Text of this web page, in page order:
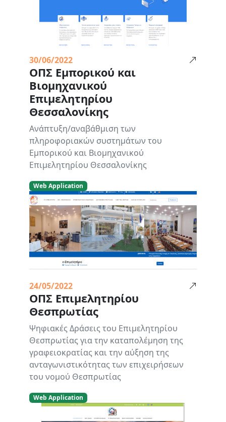
30/06/2022
ΟΠΣ Εμπορικού και
Βιομηχανικού
Επιμελητηρίου
Θεσσαλονίκης
Ανάπτυξη/αναβάθμιση των
πληροφοριακών συστημάτων του
Εμπορικού και Βιομηχανικού
Επιμελητηρίου Θεσσαλονίκης
Web Application
24/05/2022
ΟΠΣ Επιμελητηρίου
Θεσπρωτίας
Ψηφιακές Δράσεις του Επιμελητηρίου
Θεσπρωτίας για την καταπολέμηση της
γραφειοκρατίας και την αύξηση της
ανταγωνιστικότητας των επιχειρήσεων
του νομού Θεσπρωτίας
Web Application